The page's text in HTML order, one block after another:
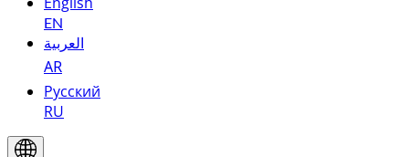
EN
العربية
AR
Русский
RU